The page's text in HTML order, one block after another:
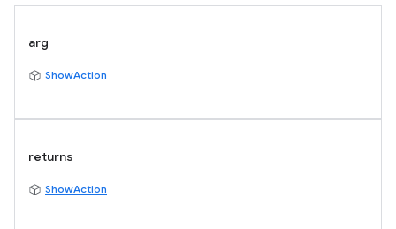
arg
ShowAction
returns
ShowAction